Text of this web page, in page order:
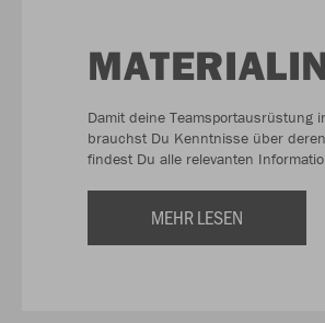
Damit deine Teamsportausrüstung
brauchst Du Kenntnisse über
findest Du alle relevanten
MEHR LESEN